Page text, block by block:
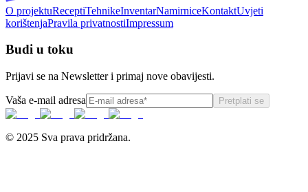
O projektuReceptiTehnikeInventarNamirniceKontaktUvjeti
korištenjaPravila privatnostiImpressum
Budi u toku
Prijavi se na Newsletter i primaj nove obavijesti.
Vaša e-mail adresa Pretplati se
© 2025 Sva prava pridržana.